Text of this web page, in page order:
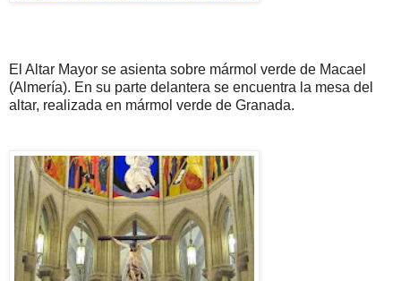
El Altar Mayor se asienta sobre mármol verde de Macael
(Almería). En su parte delantera se encuentra la mesa del
altar, realizada en mármol verde de Granada.